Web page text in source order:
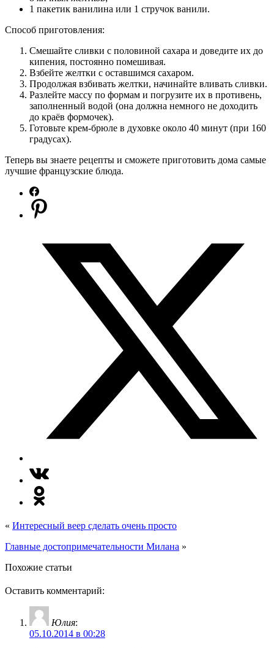
1 пакетик ванилина или 1 стручок ванили.
Способ приготовления:
Смешайте сливки с половиной сахара и доведите их до
кипения, постоянно помешивая.
Взбейте желтки с оставшимся сахаром.
Продолжая взбивать желтки, начинайте вливать сливки.
Разлейте массу по формам и погрузите их в противень,
заполненный водой (она должна немного не доходить
до краёв формочек).
Готовьте крем-брюле в духовке около 40 минут (при 160
градусах).
Теперь вы знаете рецепты и сможете приготовить дома самые
лучшие французские блюда.
« Интересный веер сделать очень просто
Главные достопримечательности Милана »
Похожие статьи
Оставить комментарий:
Юлия:
05.10.2014 в 00:28